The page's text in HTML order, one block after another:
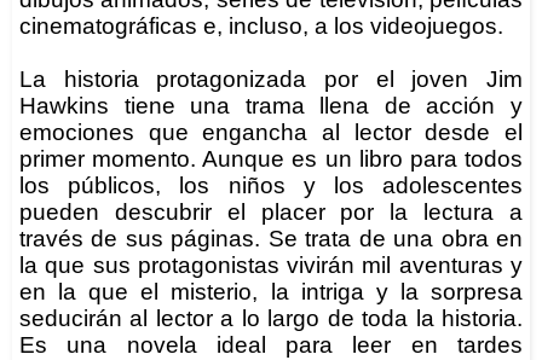
cinematográficas e, incluso, a los videojuegos.
La historia protagonizada por el joven Jim
Hawkins tiene una trama llena de acción y
emociones que engancha al lector desde el
primer momento. Aunque es un libro para todos
los públicos, los niños y los adolescentes
pueden descubrir el placer por la lectura a
través de sus páginas. Se trata de una obra en
la que sus protagonistas vivirán mil aventuras y
en la que el misterio, la intriga y la sorpresa
seducirán al lector a lo largo de toda la historia.
Es una novela ideal para leer en tardes